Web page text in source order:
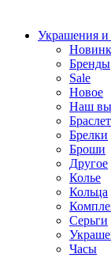
Украшения и
Бренды
Sale
Новое
Наш
Брелки
Броши
Другое
Колье
Кольца
Серьги
Часы